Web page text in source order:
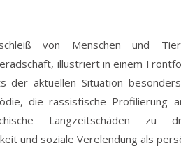
von Menschen und
illustriert in einem
der aktuellen Situation
die rassistische Profilierung
Langzeitschäden zu
und soziale Verelendung als